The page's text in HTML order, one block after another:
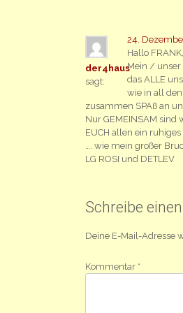
der4haus
sagt:
24.
Hallo
Mein / unser
das ALLE
wie in all
zusammen SPAß an
Nur GEMEINSAM sind
EUCH allen ein
…. wie mein großer
LG ROSI und DETLEV
Schreibe
Deine E-Mail-Adresse
Kommentar *